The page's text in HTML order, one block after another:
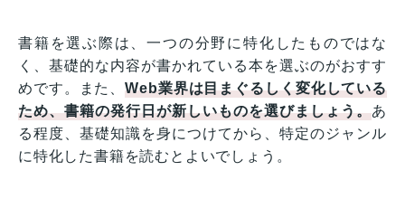
書籍を選ぶ際は、一つの分野に特化したものではな
く、基礎的な内容が書かれている本を選ぶのがおすす
めです。また、Web業界は目まぐるしく変化している
ため、書籍の発行日が新しいものを選びましょう。あ
る程度、基礎知識を身につけてから、特定のジャンル
に特化した書籍を読むとよいでしょう。